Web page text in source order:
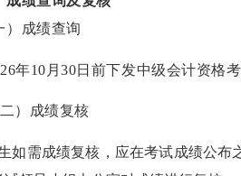
成绩查询
年10 月30日前下发中级会计资格
二）成绩复核
如需成绩复核，应在考试成绩公布